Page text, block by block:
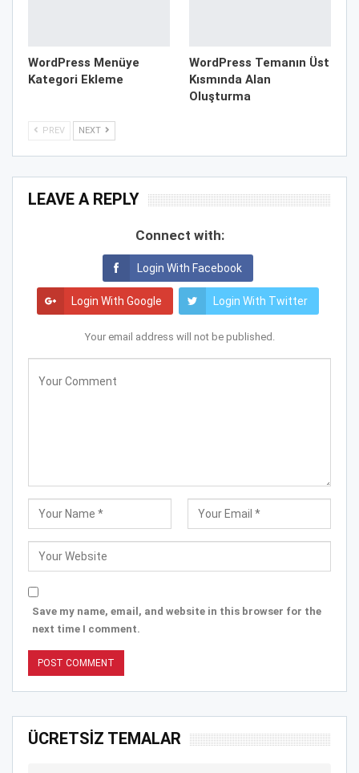
WordPress Menüye
Kategori Ekleme
WordPress Temanın Üst
Kısmında Alan
Oluşturma
PREV NEXT
LEAVE A REPLY
Connect with:
Login With Facebook
Login With Google Login With Twitter
Your email address will not be published.
Save my name, email, and website in this browser for the
next time I comment.
ÜCRETSİZ TEMALAR